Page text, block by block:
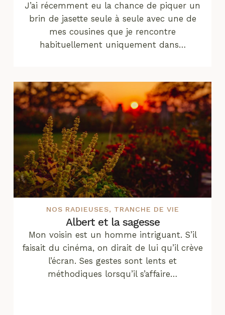
J’ai récemment eu la chance de piquer un
brin de jasette seule à seule avec une de
mes cousines que je rencontre
habituellement uniquement dans…
NOS RADIEUSES, TRANCHE DE VIE
Albert et la sagesse
Mon voisin est un homme intriguant. S’il
faisait du cinéma, on dirait de lui qu’il crève
l’écran. Ses gestes sont lents et
méthodiques lorsqu’il s’affaire…